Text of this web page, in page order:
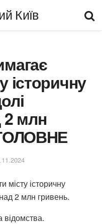
Київ
історичну
2 млн
місту історичну
2 млн гривень.